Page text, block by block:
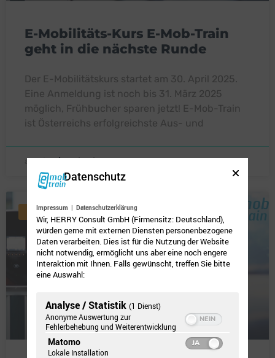
E-Mobilitäts-Kurs E-Mob-Train
geht in die nächste Runde
Der E-Mobilitätskurs startet am 30. April 2025.
Eine Anmeldung ist noch bis 31. März 2025
möglich, Frühbucher sparen jetzt! E-Mob-Train
ist Österreichs erfolgreichste Aus- und
admin 07/10/2024
UNCATEGORIZED
Datenschutz
Impressum | Datenschutzerklärung
Wir, HERRY Consult GmbH (Firmensitz: Deutschland),
würden gerne mit externen Diensten personenbezogene
Daten verarbeiten. Dies ist für die Nutzung der Website
nicht notwendig, ermöglicht uns aber eine noch engere
Interaktion mit Ihnen. Falls gewünscht, treffen Sie bitte
eine Auswahl:
Analyse / Statistik (1 Dienst)
Anonyme Auswertung zur
Fehlerbehebung und Weiterentwicklung
Matomo
Lokale Installation